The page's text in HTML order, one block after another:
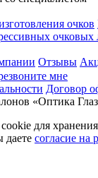
очков
очковых
Отзывы
мне
Договор
«Оптика
cookie для
даете согласие на